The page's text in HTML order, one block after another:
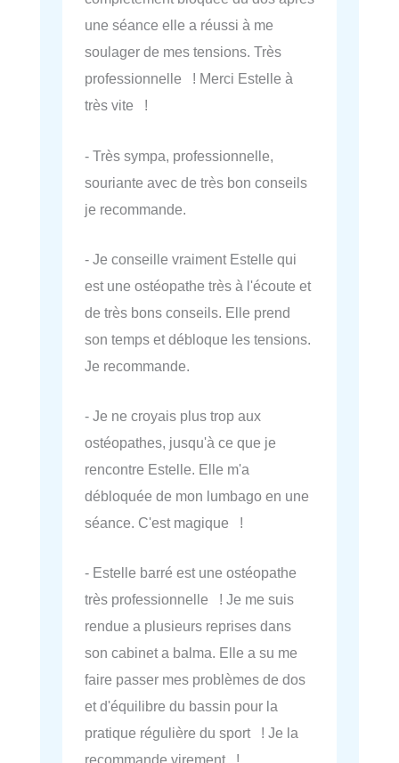
une séance elle a réussi à me
soulager de mes tensions. Très
professionnelle ! Merci Estelle à
très vite !
- Très sympa, professionnelle,
souriante avec de très bon conseils
je recommande.
- Je conseille vraiment Estelle qui
est une ostéopathe très à l'écoute et
de très bons conseils. Elle prend
son temps et débloque les tensions.
Je recommande.
- Je ne croyais plus trop aux
ostéopathes, jusqu'à ce que je
rencontre Estelle. Elle m'a
débloquée de mon lumbago en une
séance. C'est magique !
- Estelle barré est une ostéopathe
très professionnelle ! Je me suis
rendue a plusieurs reprises dans
son cabinet a balma. Elle a su me
faire passer mes problèmes de dos
et d'équilibre du bassin pour la
pratique régulière du sport ! Je la
recommande virement !